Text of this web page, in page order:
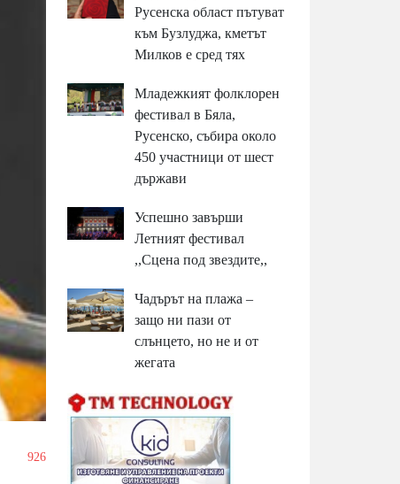
926
Русенска област пътуват
към Бузлуджа, кметът
Милков е сред тях
Младежкият фолклорен
фестивал в Бяла,
Русенско, събира около
450 участници от шест
държави
Успешно завърши
Летният фестивал
,,Сцена под звездите,,
Чадърът на плажа –
защо ни пази от
слънцето, но не и от
жегата